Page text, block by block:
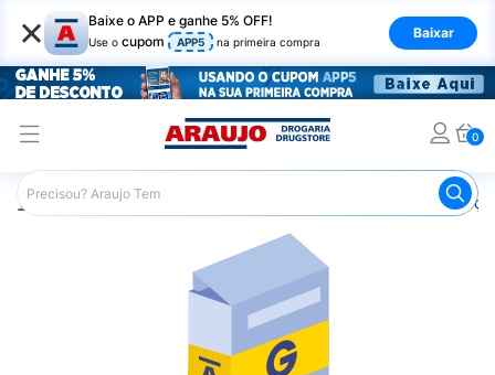
× Baixe o APP e ganhe 5% OFF!
Use o cupom APP5 na primeira compra
Baixar
0
Araujo Medicamentos Remédios para Alergias e